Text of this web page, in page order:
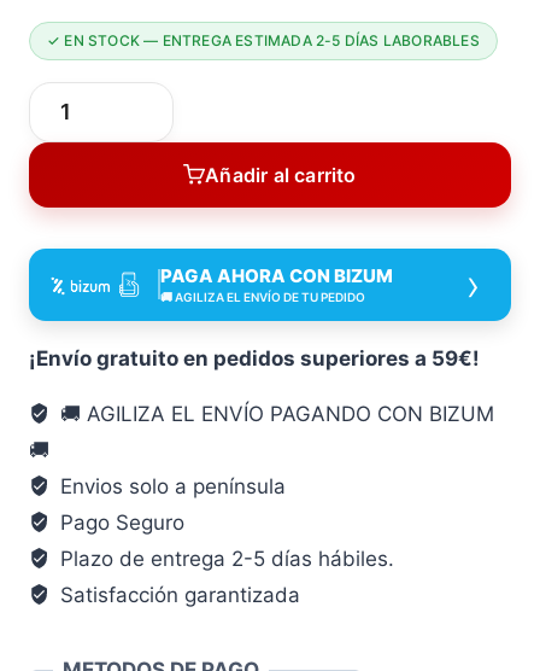
✓ EN STOCK — ENTREGA ESTIMADA 2-5 DÍAS LABORABLES
Cilindro
10X30
MM
13,2
MM
Latón
C88
MM
CADENA88
cantidad
Añadir al carrito
PAGA AHORA CON BIZUM
🚚 AGILIZA EL ENVÍO DE TU PEDIDO ›
¡Envío gratuito en pedidos superiores a 59€!
🚚 AGILIZA EL ENVÍO PAGANDO CON BIZUM
🚚
Envios solo a península
Pago Seguro
Plazo de entrega 2-5 días hábiles.
Satisfacción garantizada